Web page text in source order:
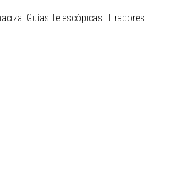
Guías Telescópicas. Tiradores